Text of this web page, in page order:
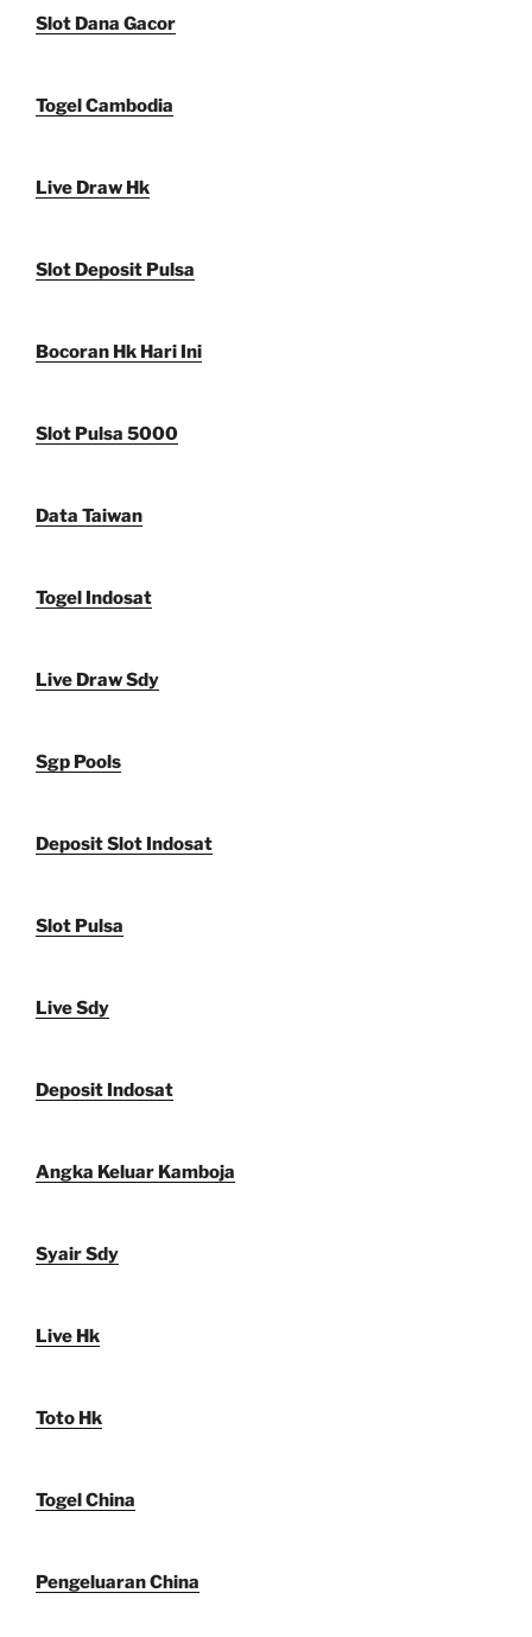
Slot Dana Gacor
Togel Cambodia
Live Draw Hk
Slot Deposit Pulsa
Bocoran Hk Hari Ini
Slot Pulsa 5000
Data Taiwan
Togel Indosat
Live Draw Sdy
Sgp Pools
Deposit Slot Indosat
Slot Pulsa
Live Sdy
Deposit Indosat
Angka Keluar Kamboja
Syair Sdy
Live Hk
Toto Hk
Togel China
Pengeluaran China